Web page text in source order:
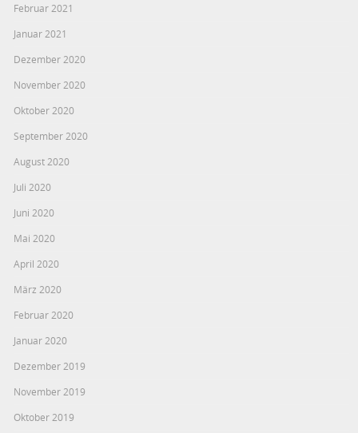
Februar 2021
Januar 2021
Dezember 2020
November 2020
Oktober 2020
September 2020
August 2020
Juli 2020
Juni 2020
Mai 2020
April 2020
März 2020
Februar 2020
Januar 2020
Dezember 2019
November 2019
Oktober 2019